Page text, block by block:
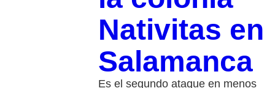
Nativitas en
Salamanca
Es el segundo ataque en menos